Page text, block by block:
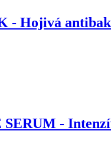
- Hojivá
-